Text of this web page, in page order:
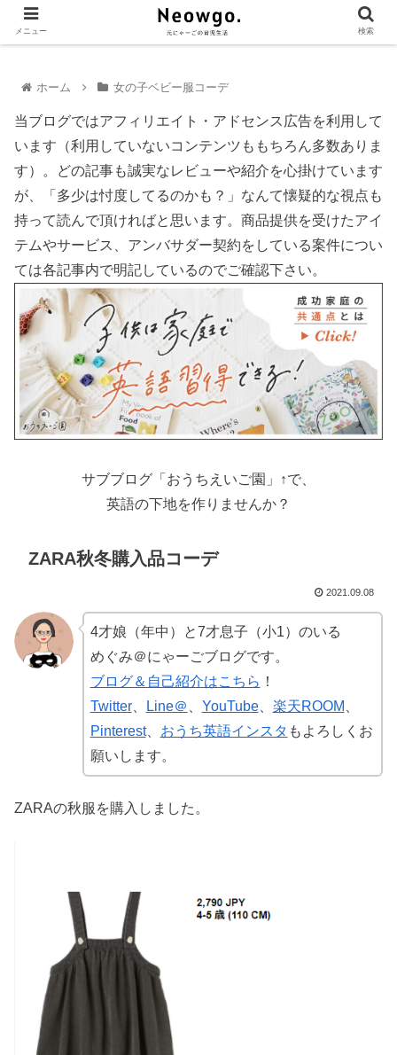
ホーム 女の子ベビー服コーデ
当ブログではアフィリエイト・アドセンス広告を利用して
います（利用していないコンテンツももちろん多数ありま
す）。どの記事も誠実なレビューや紹介を心掛けています
が、「多少は忖度してるのかも？」なんて懐疑的な視点も
持って読んで頂ければと思います。商品提供を受けたアイ
テムやサービス、アンバサダー契約をしている案件につい
ては各記事内で明記しているのでご確認下さい。
サブブログ「おうちえいご園」↑で、
英語の下地を作りませんか？
ZARA秋冬購入品コーデ
2021.09.08
4才娘（年中）と7才息子（小1）のいる
めぐみ＠にゃーごブログです。
ブログ＆自己紹介はこちら ！
Twitter、 Line＠ YouTube、 楽天ROOM
Pinterest、 おうち英語インスタ もよろしくお
願いします。
ZARAの秋服を購入しました。
メニュー 検索